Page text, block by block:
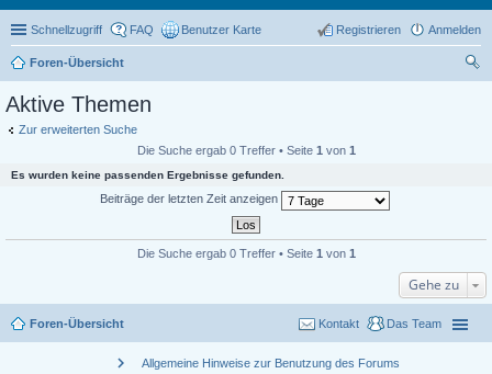
Schnellzugriff FAQ Benutzer Karte Anmelden
Registrieren
Foren-Übersicht
Aktive Themen
Zur erweiterten Suche
Die Suche ergab 0 Treffer • Seite 1 von 1
Es wurden keine passenden Ergebnisse gefunden.
Beiträge der letzten Zeit anzeigen
Die Suche ergab 0 Treffer • Seite 1 von 1
Gehe zu
Foren-Übersicht Das Team
Kontakt
chevron_right Allgemeine Hinweise zur Benutzung des Forums